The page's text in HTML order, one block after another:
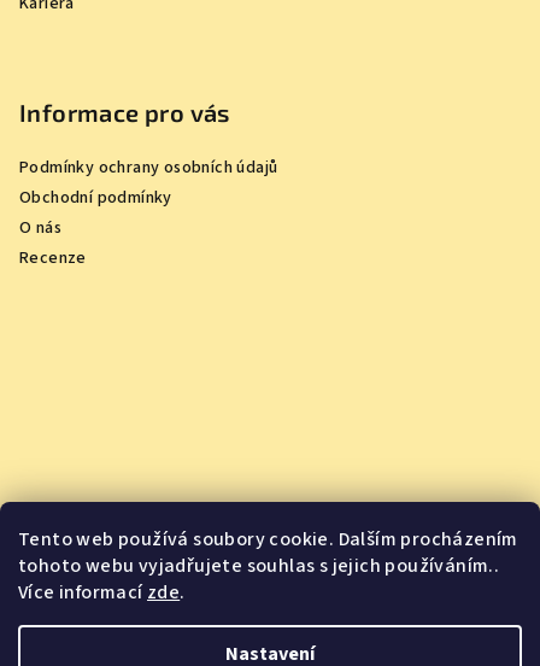
Tento web používá soubory cookie. Dalším procházením
tohoto webu vyjadřujete souhlas s jejich používáním..
Více informacízde.
Nastavení
Informace pro vás
Podmínky ochrany osobních údajů
Obchodní podmínky
O nás
Recenze
Vychutnejte si oceněná vína z pohodlí domova